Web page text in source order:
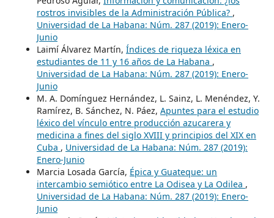
rostros invisibles de la Administración Pública? ,
Universidad de La Habana: Núm. 287 (2019): Enero-
Junio
Laimí Álvarez Martín, Índices de riqueza léxica en
estudiantes de 11 y 16 años de La Habana ,
Universidad de La Habana: Núm. 287 (2019): Enero-
Junio
M. A. Domínguez Hernández, L. Sainz, L. Menéndez, Y.
Ramírez, B. Sánchez, N. Páez, Apuntes para el estudio
léxico del vínculo entre producción azucarera y
medicina a fines del siglo XVIII y principios del XIX en
Cuba , Universidad de La Habana: Núm. 287 (2019):
Enero-Junio
Marcia Losada García, Épica y Guateque: un
intercambio semiótico entre La Odisea y La Odilea ,
Universidad de La Habana: Núm. 287 (2019): Enero-
Junio